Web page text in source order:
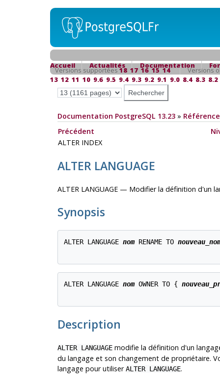
Accueil Actualités Documentation
Versions supportées18 17 16 15 14
Versions
13 12 11 10 9.6 9.5 9.4 9.3 9.2 9.1 9.0 8.4 8.3 8.2
Documentation PostgreSQL 13.23» Référence
Précédent
ALTER INDEX
ALTER LANGUAGE
ALTER LANGUAGE — Modifier la définition d'un
Synopsis
ALTER LANGUAGE nom RENAME TO
ALTER LANGUAGE nom OWNER TO {
Description
ALTER LANGUAGEmodifie la définition d'un
du langage et son changement de propriétaire.
langage pour utiliserALTER LANGUAGE.